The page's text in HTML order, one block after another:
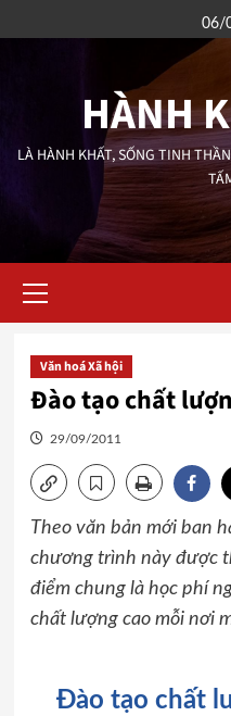
to
06/
HÀNH
LÀ HÀNH KHẤT, SỐNG TINH
Menu
Văn hoá Xã hội
Đào tạo chất
29/09/2011
Theo văn bản mới ban
chương trình này được
điểm chung là học phí
chất lượng cao mỗi nơi
Đào tạo chất